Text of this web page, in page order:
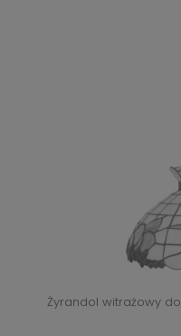
Żyrandol witrażowy